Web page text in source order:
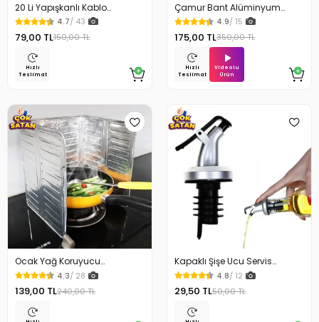
20 Li Yapışkanlı Kablo
Sabitleyici Şeffaf Klips
4.7/ 43
79,00 TL150,00 TL
Hızlı
Teslimat
Çamur Bant Alüminyum
İzolasyon Tamir Bandı 5 Mt
4.9/ 15
175,00 TL350,00 TL
Hızlı
Teslimat
Videolu
Ürün
Ocak Yağ Koruyucu
Alüminyum Levha 32.5 x 84
Cm
4.3/ 28
139,00 TL240,00 TL
Kapaklı Şişe Ucu Servis
Aparatı Yağdanlık Tıpa
4.8/ 12
29,50 TL50,00 TL